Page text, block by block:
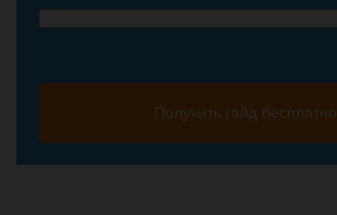
Получить гайд бесплатно